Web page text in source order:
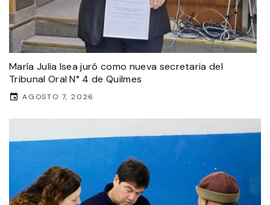
María Julia Isea juró como nueva secretaria del
Tribunal Oral N° 4 de Quilmes
AGOSTO 7, 2026